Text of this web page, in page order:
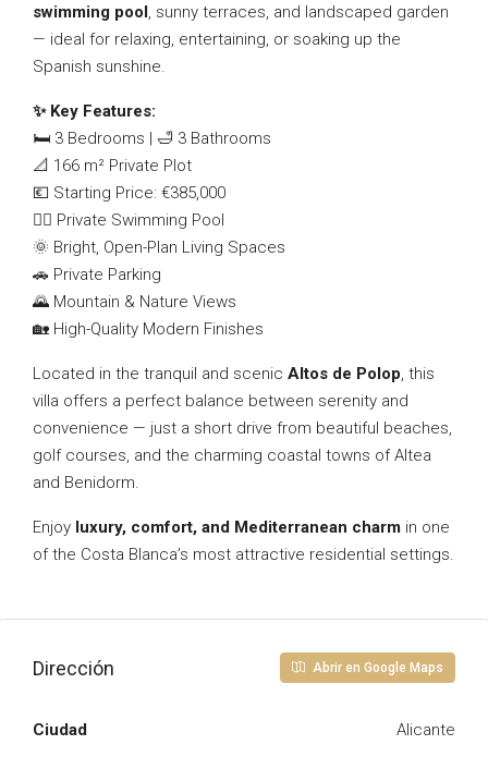
swimming pool, sunny terraces, and landscaped garden
— ideal for relaxing, entertaining, or soaking up the
Spanish sunshine.
✨ Key Features:
🛏️ 3 Bedrooms | 🛁 3 Bathrooms
📐 166 m² Private Plot
💶 Starting Price: €385,000
🏊‍♂️ Private Swimming Pool
🌞 Bright, Open-Plan Living Spaces
🚗 Private Parking
🌄 Mountain & Nature Views
🏡 High-Quality Modern Finishes
Located in the tranquil and scenic Altos de Polop, this
villa offers a perfect balance between serenity and
convenience — just a short drive from beautiful beaches,
golf courses, and the charming coastal towns of Altea
and Benidorm.
Enjoy luxury, comfort, and Mediterranean charm in one
of the Costa Blanca’s most attractive residential settings.
Dirección Abrir en Google Maps
Ciudad Alicante